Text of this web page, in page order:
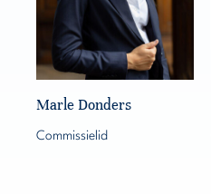
Marle Donders
Commissielid